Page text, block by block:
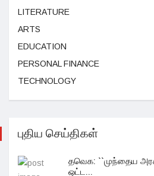
LITERATURE
ARTS
EDUCATION
PERSONAL FINANCE
TECHNOLOGY
புதிய செய்திகள்
தவெக: ``முந்தைய
ஒட்ட...